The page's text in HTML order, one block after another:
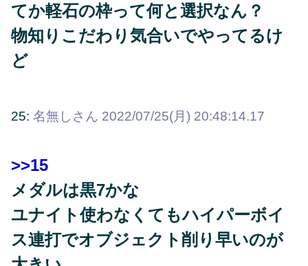
てか軽石の枠って何と選択なん？
物知りこだわり気合いでやってるけ
ど
25: 名無しさん 2022/07/25(月) 20:48:14.17
>>15
メダルは黒7かな
ユナイト使わなくてもハイパーボイ
ス連打でオブジェクト削り早いのが